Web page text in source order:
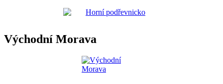
Východní Morava